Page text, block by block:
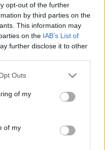
opt-out of the further
by third parties on the
This information may
on the IAB’s List of
further disclose it to other
Outs
of my
of my
στον Τόσκα!